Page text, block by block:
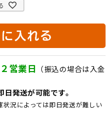
営業日 （振込の場合は入金
発送が可能です。
況によっては即日発送が難しい